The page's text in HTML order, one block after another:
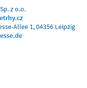
z o.o.
Allee 1, 04356 Leipzig